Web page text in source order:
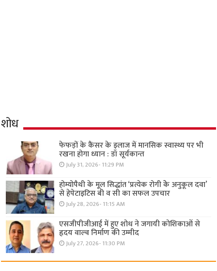
शोध
फेफड़ों के कैंसर के इलाज में मानसिक स्वास्थ्य पर भी
रखना होगा ध्यान : डॉ सूर्यकान्त
July 31, 2026- 11:29 PM
होम्योपैथी के मूल सिद्धांत ‘प्रत्येक रोगी केे अनुकूल दवा’
से हेपेटाइटिस बी व सी का सफल उपचार
July 28, 2026- 11:15 AM
एसजीपीजीआई में हुए शोध ने जगायी कोशिकाओं से
हृदय वाल्व निर्माण की उम्मीद
July 27, 2026- 11:30 PM